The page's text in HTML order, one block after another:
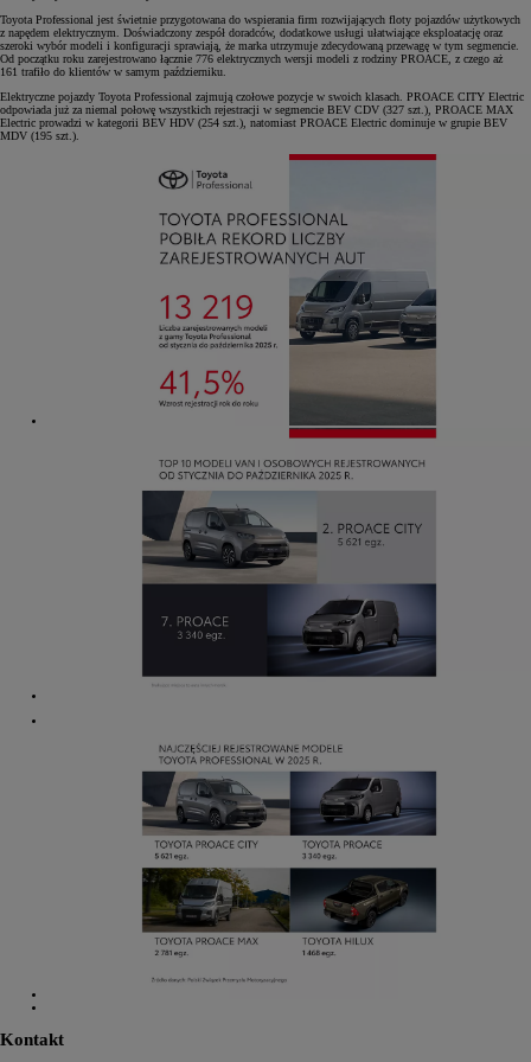
Toyota Professional jest świetnie przygotowana do wspierania firm rozwijających floty pojazdów użytkowych
z napędem elektrycznym. Doświadczony zespół doradców, dodatkowe usługi ułatwiające eksploatację oraz
szeroki wybór modeli i konfiguracji sprawiają, że marka utrzymuje zdecydowaną przewagę w tym segmencie.
Od początku roku zarejestrowano łącznie 776 elektrycznych wersji modeli z rodziny PROACE, z czego aż
161 trafiło do klientów w samym październiku.
Elektryczne pojazdy Toyota Professional zajmują czołowe pozycje w swoich klasach. PROACE CITY Electric
odpowiada już za niemal połowę wszystkich rejestracji w segmencie BEV CDV (327 szt.), PROACE MAX
Electric prowadzi w kategorii BEV HDV (254 szt.), natomiast PROACE Electric dominuje w grupie BEV
MDV (195 szt.).
Kontakt